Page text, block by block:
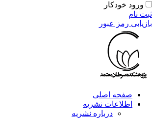
ورود خودکار
نام
رمز عبور
صفحه اصلی
اطلاعات نشریه
درباره نشریه